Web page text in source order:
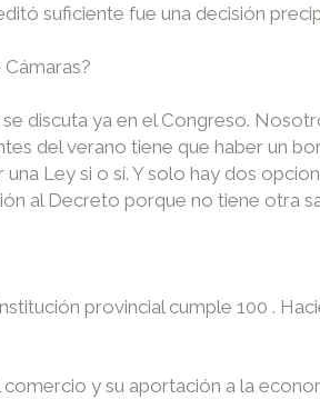
suficiente fue una decisión
discuta ya en el Congreso.
del verano tiene que haber un
Ley si o sí. Y solo hay dos
al Decreto porque no tiene otra
provincial cumple 100 .
y su aportación a la